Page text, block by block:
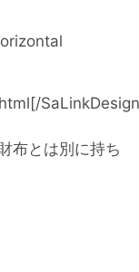
布とは別に持ち